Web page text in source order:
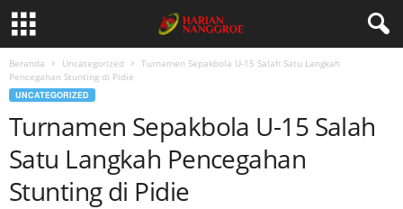
Beranda Uncategorized
Turnamen Sepakbola U-15 Salah Satu Langkah
Pencegahan Stunting di Pidie
UNCATEGORIZED
Turnamen Sepakbola U-15 Salah
Satu Langkah Pencegahan
Stunting di Pidie